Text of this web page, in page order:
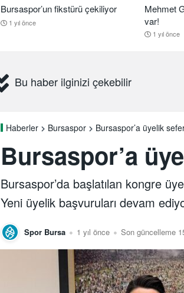
Bursaspor’un fikstürü çekiliyor
1 yıl önce
Mehmet
var!
1 yıl önce
Bu haber ilginizi çekebilir
Haberler Bursaspor Bursaspor’a üyelik
Bursaspor’a
Bursaspor’da başlatılan kongre
Yeni üyelik başvuruları devam
Spor Bursa 1 yıl önce Son güncelleme